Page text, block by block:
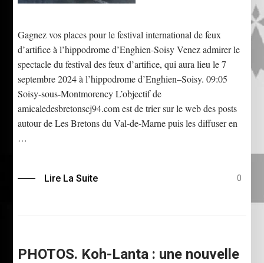
Gagnez vos places pour le festival international de feux
d’artifice à l’hippodrome d’Enghien-Soisy Venez admirer le
spectacle du festival des feux d’artifice, qui aura lieu le 7
septembre 2024 à l’hippodrome d’Enghien–Soisy. 09:05
Soisy-sous-Montmorency L’objectif de
amicaledesbretonscj94.com est de trier sur le web des posts
autour de Les Bretons du Val-de-Marne puis les diffuser en
…
Lire La Suite 0
PHOTOS. Koh-Lanta : une nouvelle